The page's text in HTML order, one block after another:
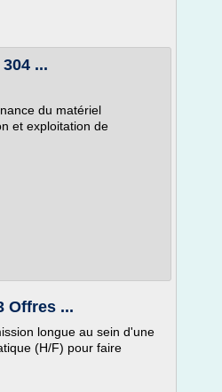
...
du matériel
et exploitation de
Offres ...
longue au sein d'une
(H/F) pour faire